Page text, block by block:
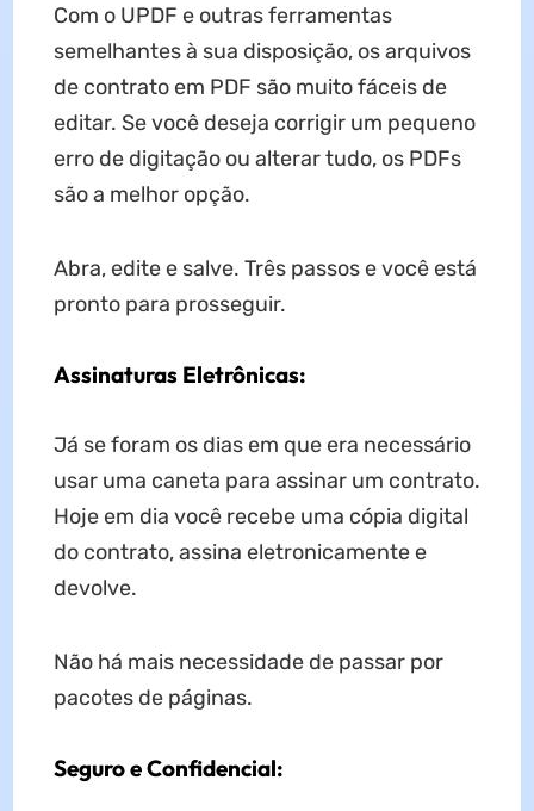
Com o UPDF e outras ferramentas
semelhantes à sua disposição, os arquivos
de contrato em PDF são muito fáceis de
editar. Se você deseja corrigir um pequeno
erro de digitação ou alterar tudo, os PDFs
são a melhor opção.
Abra, edite e salve. Três passos e você está
pronto para prosseguir.
Assinaturas Eletrônicas:
Já se foram os dias em que era necessário
usar uma caneta para assinar um contrato.
Hoje em dia você recebe uma cópia digital
do contrato, assina eletronicamente e
devolve.
Não há mais necessidade de passar por
pacotes de páginas.
Seguro e Confidencial: